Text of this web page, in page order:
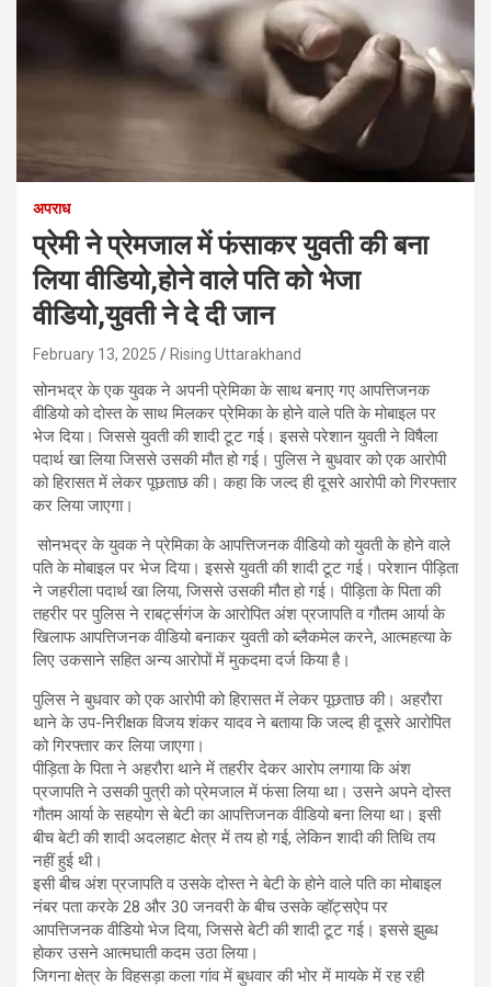
अपराध
प्रेमी ने प्रेमजाल में फंसाकर युवती की बना
लिया वीडियो,होने वाले पत‍ि को भेजा
वीड‍ियो,युवती ने दे दी जान
February 13, 2025 Rising Uttarakhand
सोनभद्र के एक युवक ने अपनी प्रेमिका के साथ बनाए गए आपत्तिजनक
वीडियो को दोस्त के साथ मिलकर प्रेमिका के होने वाले पति के मोबाइल पर
भेज दिया। जिससे युवती की शादी टूट गई। इससे परेशान युवती ने विषैला
पदार्थ खा लिया जिससे उसकी मौत हो गई। पुलिस ने बुधवार को एक आरोपी
को हिरासत में लेकर पूछताछ की। कहा क‍ि जल्द ही दूसरे आरोपी को गिरफ्तार
कर लिया जाएगा।
सोनभद्र के युवक ने प्रेमिका के आपत्तिजनक वीडियो को युवती के होने वाले
पति के मोबाइल पर भेज दिया। इससे युवती की शादी टूट गई। परेशान पीड़िता
ने जहरीला पदार्थ खा लिया, जिससे उसकी मौत हो गई। पीड़िता के पिता की
तहरीर पर पुलिस ने राबर्ट्सगंज के आरोपित अंश प्रजापति व गौतम आर्या के
खिलाफ आपत्तिजनक वीडियो बनाकर युवती को ब्लैकमेल करने, आत्महत्या के
लिए उकसाने सहित अन्य आरोपों में मुकदमा दर्ज किया है।
पुलिस ने बुधवार को एक आरोपी को हिरासत में लेकर पूछताछ की। अहरौरा
थाने के उप-निरीक्षक विजय शंकर यादव ने बताया कि जल्द ही दूसरे आरोपित
को गिरफ्तार कर लिया जाएगा।
पीड़िता के पिता ने अहरौरा थाने में तहरीर देकर आरोप लगाया कि अंश
प्रजापति ने उसकी पुत्री को प्रेमजाल में फंसा लिया था। उसने अपने दोस्त
गौतम आर्या के सहयोग से बेटी का आपत्तिजनक वीडियो बना लिया था। इसी
बीच बेटी की शादी अदलहाट क्षेत्र में तय हो गई, लेकिन शादी की तिथि तय
नहीं हुई थी।
इसी बीच अंश प्रजापति व उसके दोस्त ने बेटी के होने वाले पति का मोबाइल
नंबर पता करके 28 और 30 जनवरी के बीच उसके व्‍हॉट्सऐप पर
आपत्तिजनक वीडियो भेज दिया, जिससे बेटी की शादी टूट गई। इससे झुब्ध
होकर उसने आत्मघाती कदम उठा लिया।
जिगना क्षेत्र के विहसड़ा कला गांव में बुधवार की भोर में मायके में रह रही